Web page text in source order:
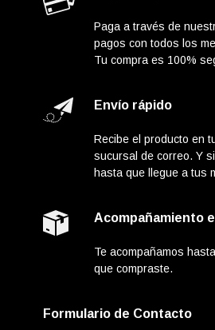
Paga a través de
pagos con todos los
Tu compra es 100%
Envío rápido
Recibe el producto en
sucursal de correo. Y
hasta que llegue a tus
Acompañamiento
Te acompañamos
que compraste.
Formulario de Contacto